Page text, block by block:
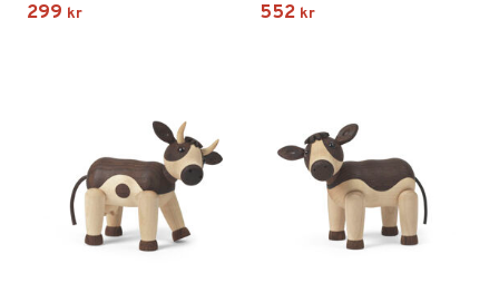
299 kr 552 kr